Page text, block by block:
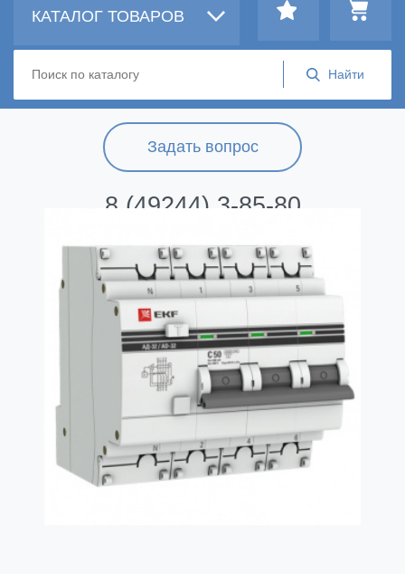
Задать вопрос
8 (49244) 3-85-80
КАТАЛОГ ТОВАРОВ